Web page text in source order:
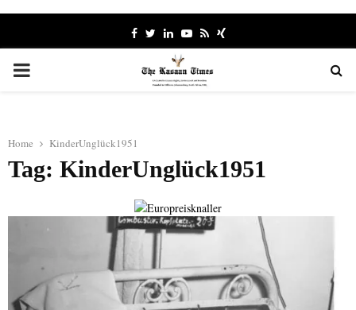
Facebook
TwitterLinkedinYoutube
RssXing
PRIMARY
Home KinderUnglück1951
Tag: KinderUnglück1951